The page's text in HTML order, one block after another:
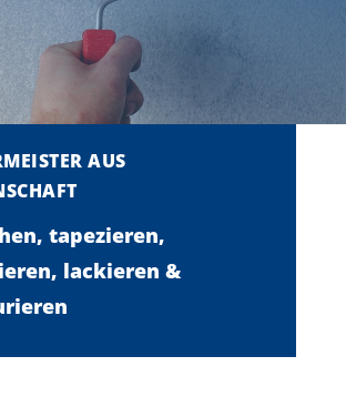
AUS
tapezieren,
lackieren &